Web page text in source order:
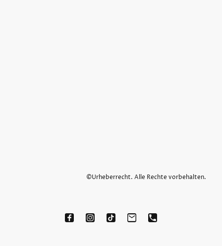
©Urheberrecht. Alle Rechte vorbehalten.